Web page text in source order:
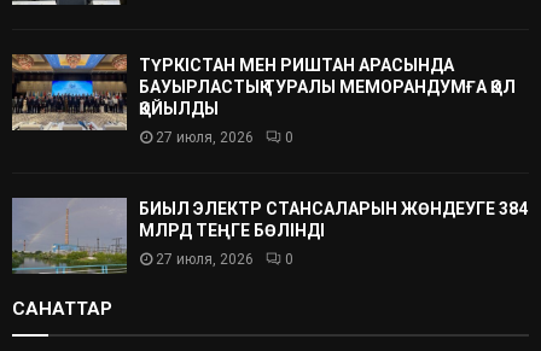
ТҮРКІСТАН МЕН РИШТАН АРАСЫНДА
БАУЫРЛАСТЫҚ ТУРАЛЫ МЕМОРАНДУМҒА ҚОЛ
ҚОЙЫЛДЫ
27 июля, 2026 0
БИЫЛ ЭЛЕКТР СТАНСАЛАРЫН ЖӨНДЕУГЕ 384
МЛРД ТЕҢГЕ БӨЛІНДІ
27 июля, 2026 0
САНАТТАР